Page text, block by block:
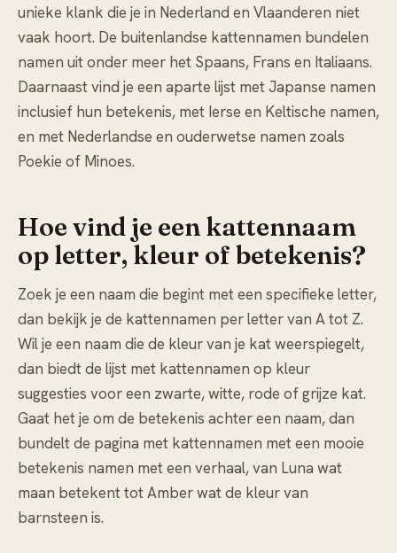
unieke klank die je in Nederland en Vlaanderen niet
vaak hoort. De buitenlandse kattennamen bundelen
namen uit onder meer het Spaans, Frans en Italiaans.
Daarnaast vind je een aparte lijst met Japanse namen
inclusief hun betekenis, met Ierse en Keltische namen,
en met Nederlandse en ouderwetse namen zoals
Poekie of Minoes.
Hoe vind je een kattennaam
op letter, kleur of betekenis?
Zoek je een naam die begint met een specifieke letter,
dan bekijk je de kattennamen per letter van A tot Z.
Wil je een naam die de kleur van je kat weerspiegelt,
dan biedt de lijst met kattennamen op kleur
suggesties voor een zwarte, witte, rode of grijze kat.
Gaat het je om de betekenis achter een naam, dan
bundelt de pagina met kattennamen met een mooie
betekenis namen met een verhaal, van Luna wat
maan betekent tot Amber wat de kleur van
barnsteen is.